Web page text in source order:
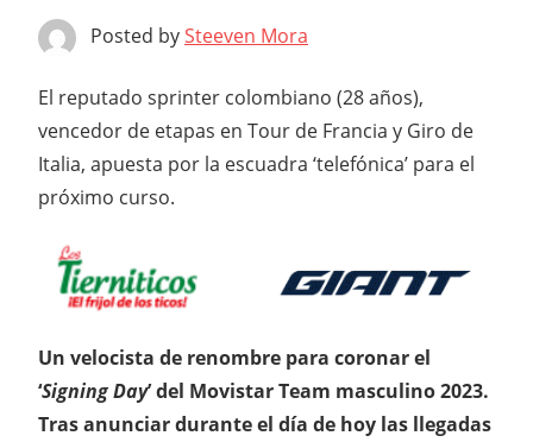
Posted bySteeven Mora
El reputado sprinter colombiano (28 años),
vencedor de etapas en Tour de Francia y Giro de
Italia, apuesta por la escuadra ‘telefónica’ para el
próximo curso.
Un velocista de renombre para coronar el
‘Signing Day’ del Movistar Team masculino 2023.
Tras anunciar durante el día de hoy las llegadas